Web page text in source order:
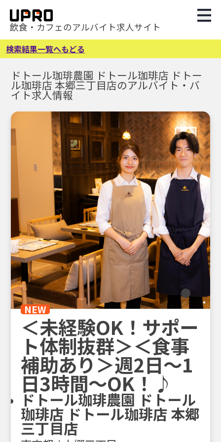
飲食・カフェのアルバイト求人サイト
検索結果一覧へもどる
ドトール珈琲農園 ドトール珈琲店 ドトー
ル珈琲店 本郷三丁目店のアルバイト・バ
イト求人情報
NEW
＜未経験OK！サポー
ト体制抜群＞＜食事
補助あり＞週2日～1
日3時間～OK！♪
ドトール珈琲農園 ドトール
珈琲店 ドトール珈琲店 本郷
三丁目店